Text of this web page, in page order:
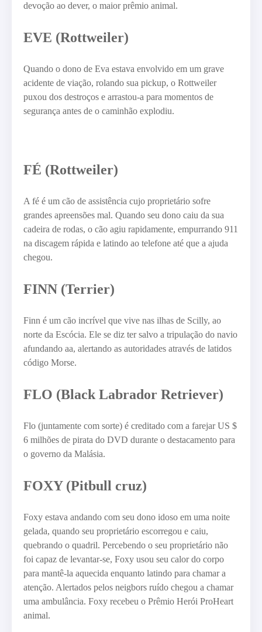
devoção ao dever, o maior prêmio animal.
EVE (Rottweiler)
Quando o dono de Eva estava envolvido em um grave
acidente de viação, rolando sua pickup, o Rottweiler
puxou dos destroços e arrastou-a para momentos de
segurança antes de o caminhão explodiu.
FÉ (Rottweiler)
A fé é um cão de assistência cujo proprietário sofre
grandes apreensões mal. Quando seu dono caiu da sua
cadeira de rodas, o cão agiu rapidamente, empurrando 911
na discagem rápida e latindo ao telefone até que a ajuda
chegou.
FINN (Terrier)
Finn é um cão incrível que vive nas ilhas de Scilly, ao
norte da Escócia. Ele se diz ter salvo a tripulação do navio
afundando aa, alertando as autoridades através de latidos
código Morse.
FLO (Black Labrador Retriever)
Flo (juntamente com sorte) é creditado com a farejar US $
6 milhões de pirata do DVD durante o destacamento para
o governo da Malásia.
FOXY (Pitbull cruz)
Foxy estava andando com seu dono idoso em uma noite
gelada, quando seu proprietário escorregou e caiu,
quebrando o quadril. Percebendo o seu proprietário não
foi capaz de levantar-se, Foxy usou seu calor do corpo
para mantê-la aquecida enquanto latindo para chamar a
atenção. Alertados pelos neigbors ruído chegou a chamar
uma ambulância. Foxy recebeu o Prêmio Herói ProHeart
animal.